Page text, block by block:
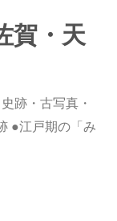
賀・天
跡・古写真・
●江戸期の「み